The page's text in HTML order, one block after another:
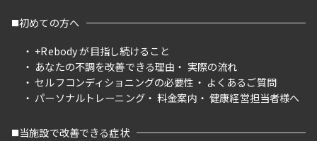
初めての方へ
+Rebody が目指し続けること
あなたの不調を改善できる理由
実際の流れ
セルフコンディショニングの必要性
よくあるご質問
パーソナルトレーニング
料金案内 健康経営担当者様へ
当施設で改善できる症状